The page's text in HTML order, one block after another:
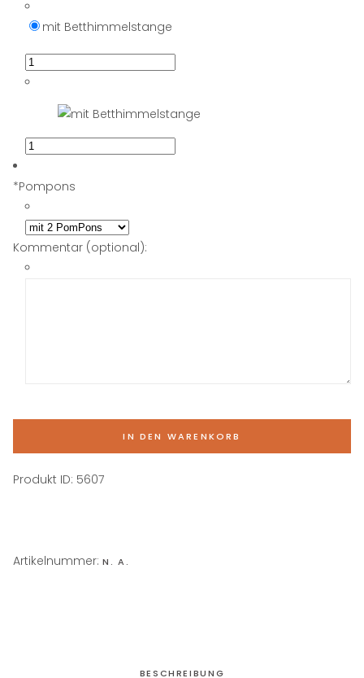
mit Betthimmelstange
*Pompons
Kommentar (optional):
IN DEN WARENKORB
Produkt ID: 5607
Artikelnummer:N. A.
BESCHREIBUNG